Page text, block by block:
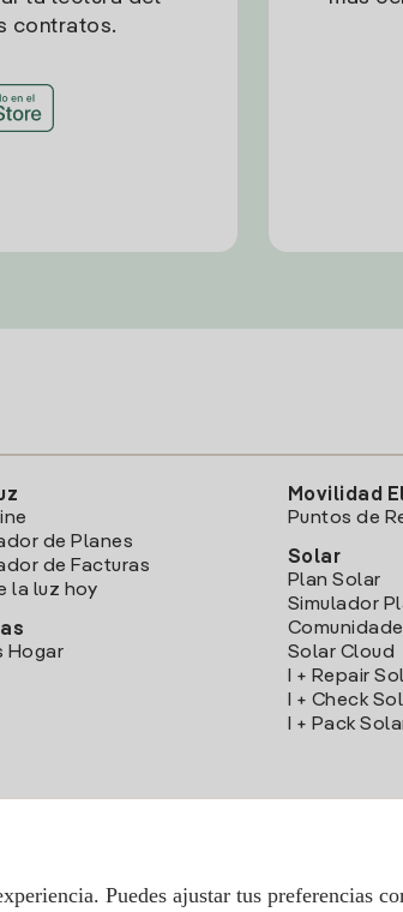
contratos.
de Planes
de Facturas
la luz hoy
Hogar
Movilidad
Puntos de
Solar
Plan Solar
Simulador
Solar Cloud
I + Repair
I + Check
I + Pack
Puedes ajustar tus preferencias